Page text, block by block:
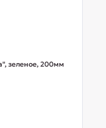
зеленое, 200мм